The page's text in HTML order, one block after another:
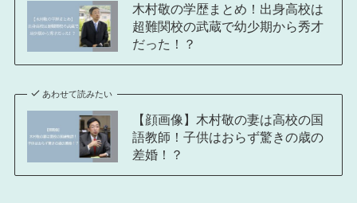
木村敬の学歴まとめ！出身高校は
超難関校の武蔵で幼少期から秀才
だった！？
あわせて読みたい
【顔画像】木村敬の妻は高校の国
語教師！子供はおらず驚きの歳の
差婚！？